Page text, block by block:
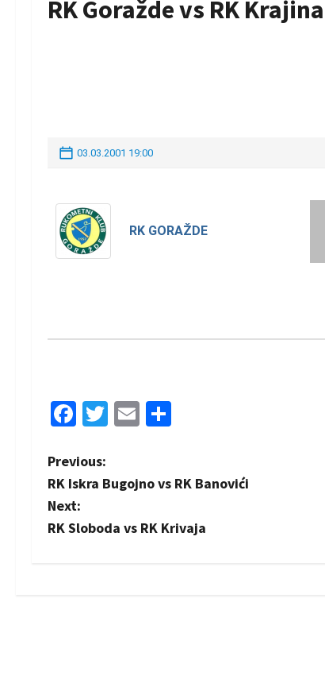
RK Goražde vs RK Krajina
03.03.2001 19:00
RK GORAŽDE
Facebook
Twitter
Email
P
o
s
Previous:
RK Iskra Bugojno vs RK Banovići
Next:
RK Sloboda vs RK Krivaja